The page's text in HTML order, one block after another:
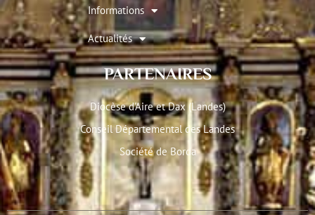
Informations
Actualités
PARTENAIRES
Diocèse d'Aire et Dax (Landes)
Conseil Départemental des Landes
Société de Borda